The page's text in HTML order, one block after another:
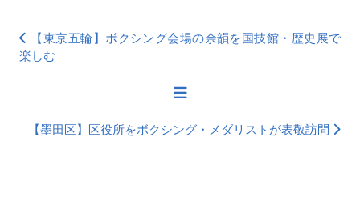
【東京五輪】ボクシング会場の余韻を国技館・歴史展で
楽しむ
【墨田区】区役所をボクシング・メダリストが表敬訪問